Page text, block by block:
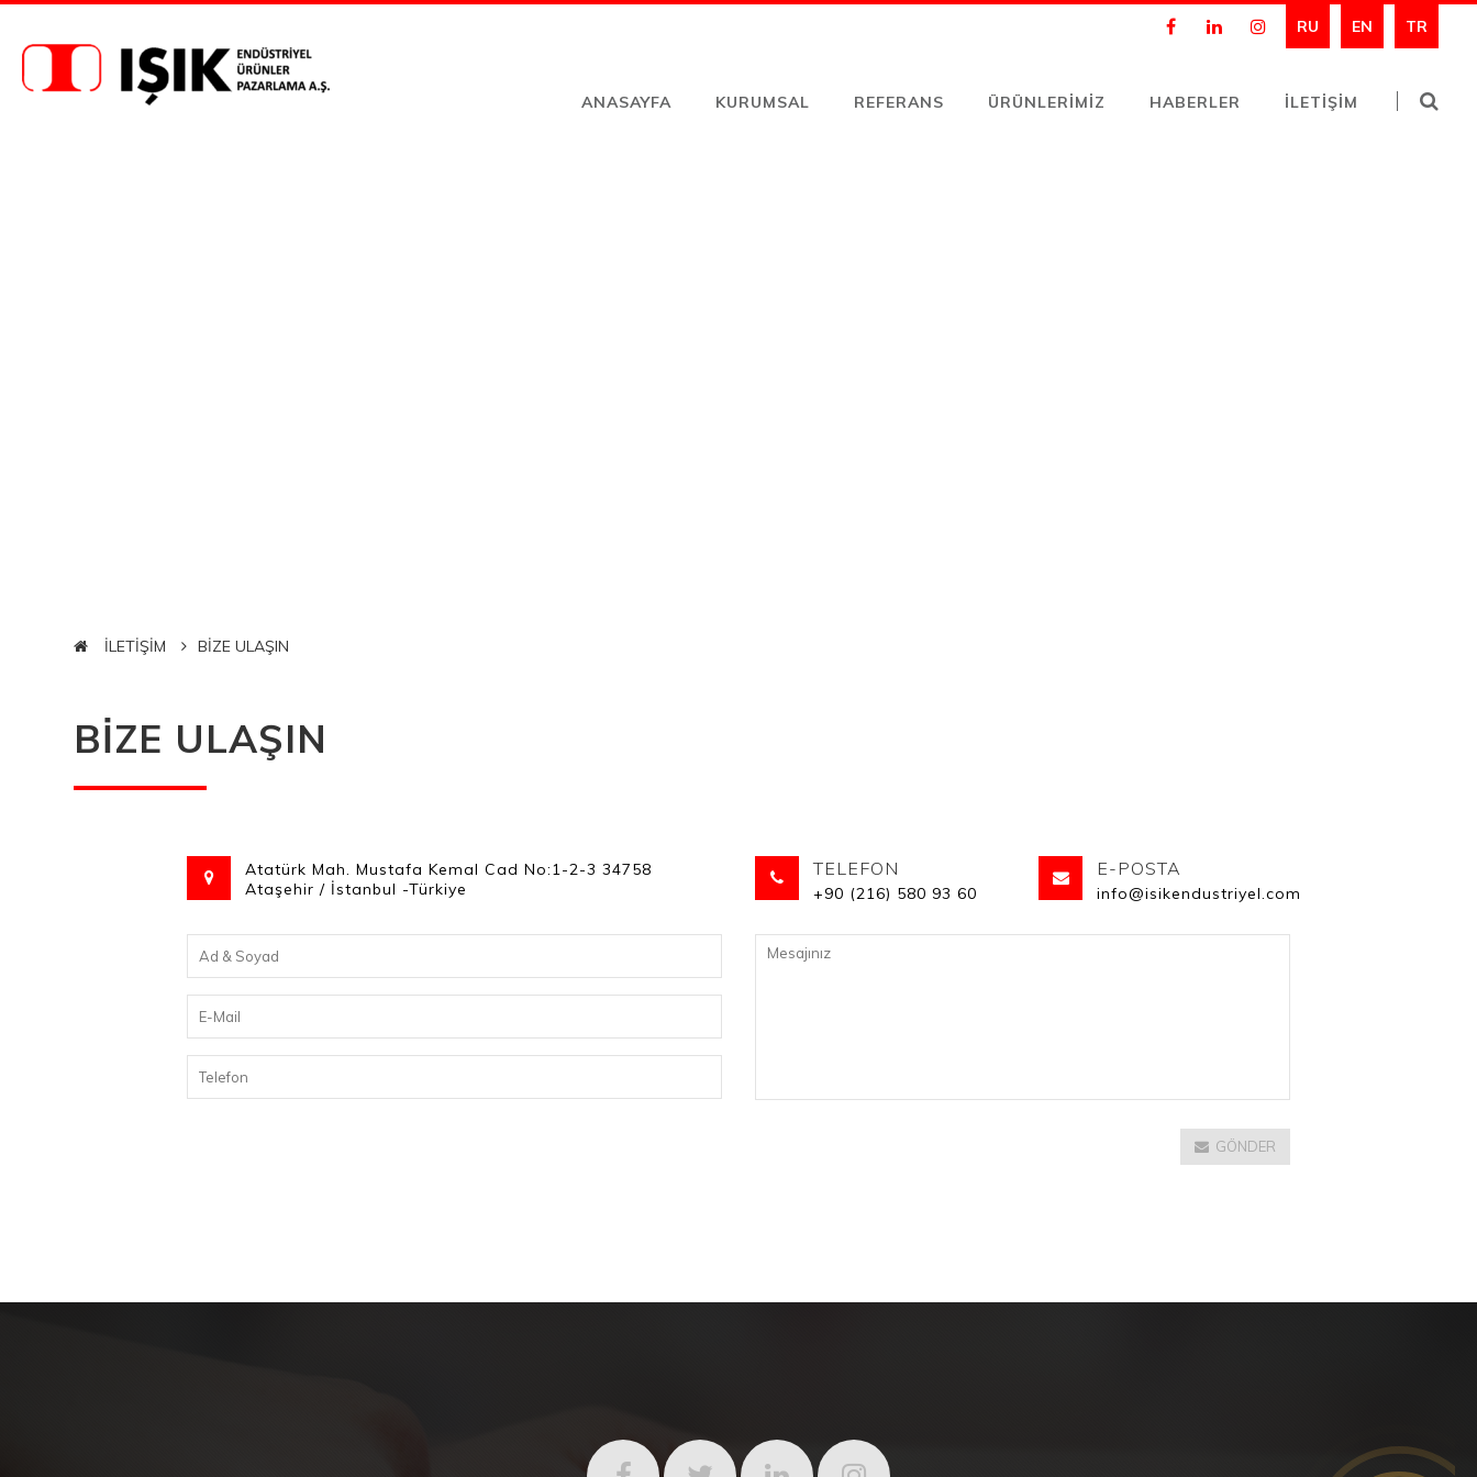
TR
EN
RU
ANASAYFA KURUMSAL REFERANS ÜRÜNLERİMİZ HABERLER İLETİŞİM
İLETİŞİM BİZE ULAŞIN
BİZE ULAŞIN
Atatürk Mah. Mustafa Kemal Cad No:1-2-3 34758
Ataşehir / İstanbul -Türkiye
TELEFON
+90 (216) 580 93 60
E-POSTA
info@isikendustriyel.com
GÖNDER